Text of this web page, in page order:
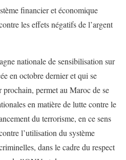
financier et économique
les effets négatifs de l’argent
nationale de sensibilisation sur
en octobre dernier et qui se
permet au Maroc de se
en matière de lutte contre le
du terrorisme, en ce sens
l’utilisation du système
dans le cadre du respect